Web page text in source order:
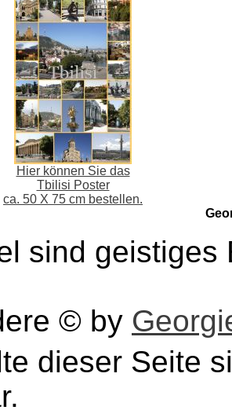
Hier können Sie das
Tbilisi Poster
ca. 50 X 75 cm bestellen.
sind
© by
dieser Seite